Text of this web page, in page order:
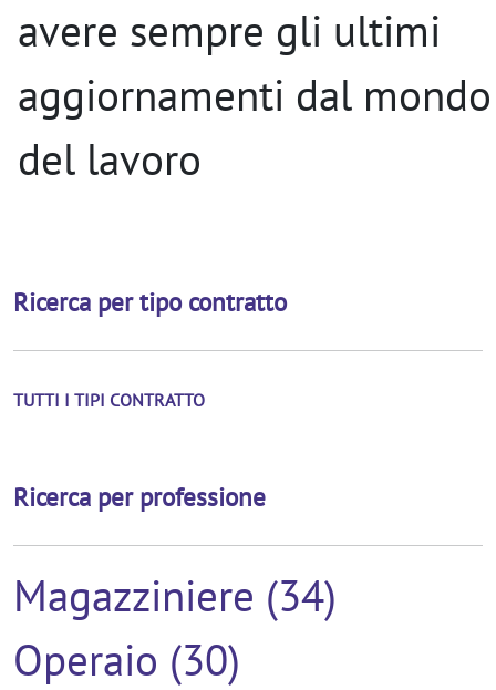
avere sempre gli ultimi
aggiornamenti dal mondo
del lavoro
Ricerca per tipo contratto
TUTTI I TIPI CONTRATTO
Ricerca per professione
Magazziniere (34)
Operaio (30)